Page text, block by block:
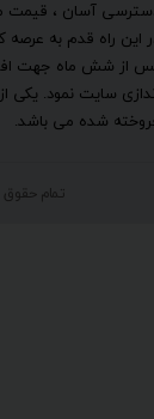
آسان ، قیمت
این راه قدم به عرصه
از شش ماه جهت
سایت نمود. یکی
شده می باشد.
تمام